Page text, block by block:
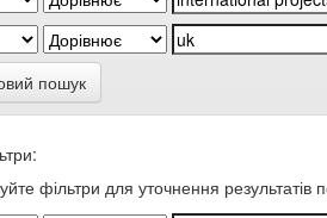
пошук
фільтри для уточнення результатів